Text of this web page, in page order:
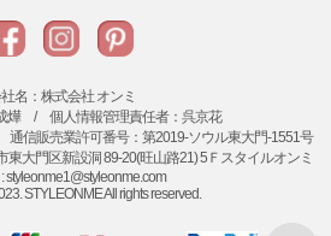
名：株式会社 オンミ
燁 / 個人情報管理責任者：呉京花
信販売業許可番号：第2019-ソウル東大門-1551号
東大門区新設洞 89-20(旺山路21) 5Ｆスタイルオンミ
: styleonme1@styleonme.com
STYLEONME All rights reserved.